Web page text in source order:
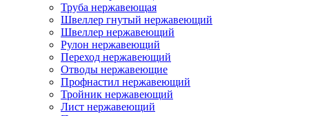
Труба нержавеющая
Швеллер гнутый нержавеющий
Швеллер нержавеющий
Рулон нержавеющий
Переход нержавеющий
Отводы нержавеющие
Профнастил нержавеющий
Тройник нержавеющий
Лист нержавеющий